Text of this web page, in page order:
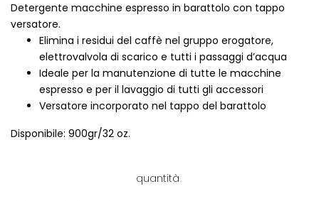
Detergente macchine espresso in barattolo con tappo
versatore.
Elimina i residui del caffè nel gruppo erogatore,
elettrovalvola di scarico e tutti i passaggi d’acqua
Ideale per la manutenzione di tutte le macchine
espresso e per il lavaggio di tutti gli accessori
Versatore incorporato nel tappo del barattolo
Disponibile: 900gr/32 oz.
quantità